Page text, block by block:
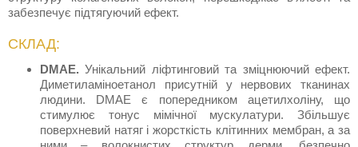
забезпечує підтягуючий ефект.
СКЛАД:
DMAE. Унікальний ліфтинговий та зміцнюючий ефект.
Диметиламіноетанол присутній у нервових тканинах
людини. DMAE є попередником ацетилхоліну, що
стимулює тонус мімічної мускулатури. Збільшує
поверхневий натяг і жорсткість клітинних мембран, а за